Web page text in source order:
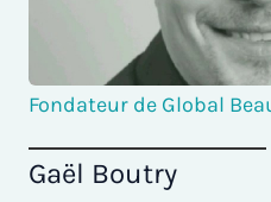
Fondateur de Global
Gaël Boutry